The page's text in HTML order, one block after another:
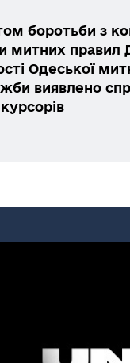
боротьби з
митних
Одеської
виявлено